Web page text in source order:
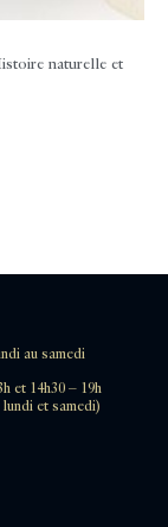
naturelle et
au samedi
et 14h30 – 19h
lundi et samedi)